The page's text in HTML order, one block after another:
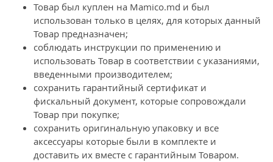
Товар был куплен на Mamico.md и был
использован только в целях, для которых данный
Товар предназначен;
соблюдать инструкции по применению и
использовать Товар в соответствии с указаниями,
введенными производителем;
сохранить гарантийный сертификат и
фискальный документ, которые сопровождали
Товар при покупке;
сохранить оригинальную упаковку и все
аксессуары которые были в комплекте и
доставить их вместе с гарантийным Товаром.